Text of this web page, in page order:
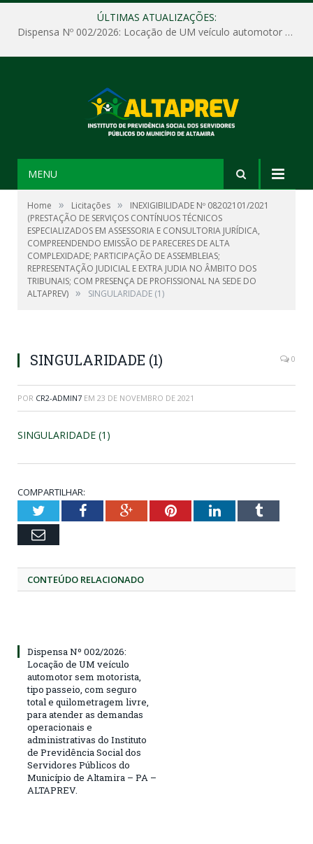
ÚLTIMAS ATUALIZAÇÕES:
Dispensa Nº 002/2026: Locação de UM veículo automotor sem motorista, tipo passeio, com seguro total e quilometragem livre, para atender as demandas operacionais e administrativas do Instituto de Previdência Social dos Servidores Públicos do Município de Altamira – PA – ALTAPREV.
MENU
Home » Licitações »
INEXIGIBILIDADE Nº 08202101/2021
(PRESTAÇÃO DE SERVIÇOS CONTÍNUOS TÉCNICOS
ESPECIALIZADOS EM ASSESSORIA E CONSULTORIA JURÍDICA,
COMPREENDENDO EMISSÃO DE PARECERES DE ALTA
COMPLEXIDADE; PARTICIPAÇÃO DE ASSEMBLEIAS;
REPRESENTAÇÃO JUDICIAL E EXTRA JUDIA NO ÂMBITO DOS
TRIBUNAIS; COM PRESENÇA DE PROFISSIONAL NA SEDE DO
ALTAPREV) » SINGULARIDADE (1)
SINGULARIDADE (1) 0
POR CR2-ADMIN7 EM 23 DE NOVEMBRO DE 2021
SINGULARIDADE (1)
COMPARTILHAR:
TwitterFacebookGoogle+PinterestLinkedInTumblr
Email
CONTEÚDO RELACIONADO
Dispensa Nº 002/2026:
Locação de UM veículo
automotor sem motorista,
tipo passeio, com seguro
total e quilometragem livre,
para atender as demandas
operacionais e
administrativas do Instituto
de Previdência Social dos
Servidores Públicos do
Município de Altamira – PA –
ALTAPREV.